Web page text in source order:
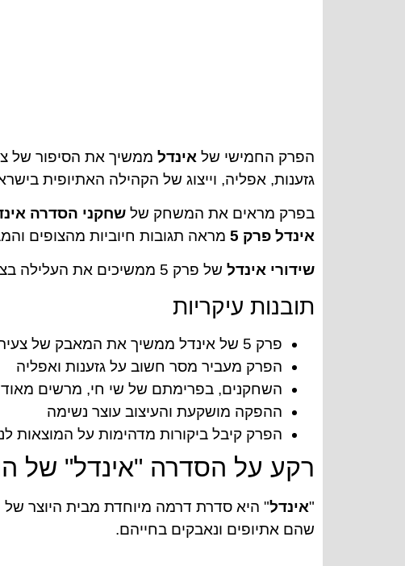
הפרק החמישי של אינדל ממשיך את הסיפור של
גזענות, אפליה, וייצוג של הקהילה האתיופית
בפרק מראים את המשחק של שחקני הסדרה
אינדל פרק 5
מראה תגובות חיוביות מהצופים
שידורי אינדל של פרק 5 ממשיכים את העלילה בצורה מרגשת ומוחית אף לצופים. הסדרה מוכיחה שוב חשיבותה בטלוויזיה הישראלית.
תובנות עיקריות
פרק 5 של אינדל ממשיך את המאבק של צעירים אתיופים והוא גורם לשאוב שאיבה חברתית
הפרק מעביר מסר חשוב על גזענות ואפליה
השחקנים, בפרימתם של שי חי, מרשים מאוד
ההפקה מושקעת והעיצוב עוצר נשימה
הפרק קיבל ביקורות מדהימות על המוצאות
רקע על הסדרה "אינדל" של
"אינדל" היא סדרת דרמה מיוחדת מבית היוצר של
שהם אתיופים ונאבקים בחייהם.